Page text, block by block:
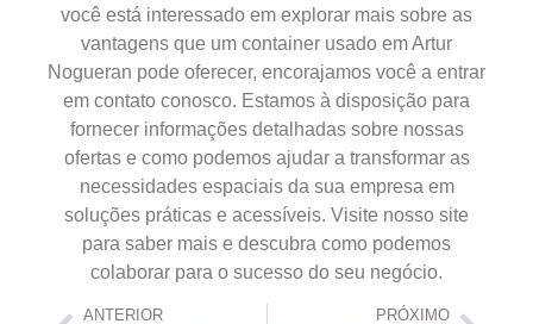
você está interessado em explorar mais sobre as
vantagens que um container usado em Artur
Nogueran pode oferecer, encorajamos você a entrar
em contato conosco. Estamos à disposição para
fornecer informações detalhadas sobre nossas
ofertas e como podemos ajudar a transformar as
necessidades espaciais da sua empresa em
soluções práticas e acessíveis. Visite nosso site
para saber mais e descubra como podemos
colaborar para o sucesso do seu negócio.
ANTERIOR PRÓXIMO